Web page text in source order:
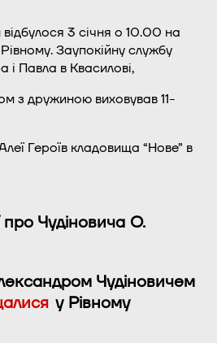
3 січня о 10.00 на
Заупокійну службу
і Павла в Квасилові,
з дружиною виховував 11-
Героїв кладовища “Нове” в
про Чудіновича О.
Чудіновичем
у Рівному